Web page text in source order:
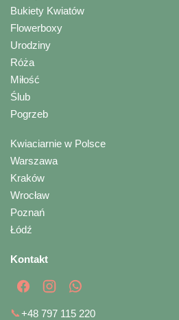
Bukiety Kwiatów
Flowerboxy
Urodziny
Róża
Miłość
Ślub
Pogrzeb
Kwiaciarnie w Polsce
Warszawa
Kraków
Wrocław
Poznań
Łódź
Kontakt
📞+48 797 115 220